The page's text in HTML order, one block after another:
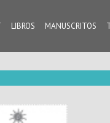
LIBROS MANUSCRITOS